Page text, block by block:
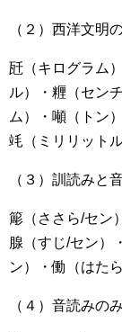
（２）西洋文明
瓩（キログラム
ル）・糎（セン
ム）・噸（トン
竓（ミリリットル
（３）訓読みと
簓（ささら/セン
腺（すじ/セン）
ン）・働（はた
（４）音読みの